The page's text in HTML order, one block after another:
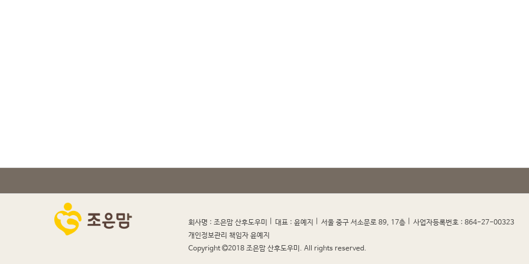
회사명 : 조은맘 산후도우미 대표 : 윤예지 서울 중구 서소문로 89, 17층 사업자등록번호 : 864-27-00323
개인정보관리 책임자 윤예지
Copyright
2018 조은맘 산후도우미. All rights reserved.